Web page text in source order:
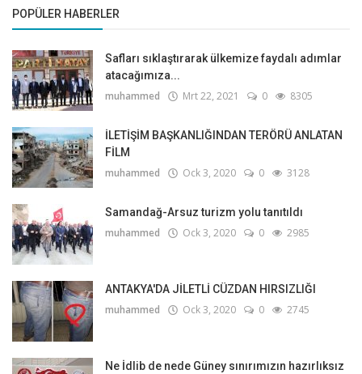
POPÜLER HABERLER
Safları sıklaştırarak ülkemize faydalı adımlar
atacağımıza...
muhammed Mrt 22, 2021 0 8305
İLETİŞİM BAŞKANLIĞINDAN TERÖRÜ ANLATAN
FİLM
muhammed Ock 3, 2020 0 3128
Samandağ-Arsuz turizm yolu tanıtıldı
muhammed Ock 3, 2020 0 2985
ANTAKYA'DA JİLETLİ CÜZDAN HIRSIZLIĞI
muhammed Ock 3, 2020 0 2745
Ne İdlib de nede Güney sınırımızın hazırlıksız